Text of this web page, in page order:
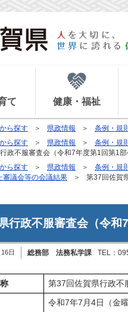
て 健康・福祉
ら探す 県政情報 条例・規
ら探す 県政情報 条例・規
政不服審査会（令和7年度第1回第1部
ら探す 県政情報 条例・規
審議会等の会議結果
第37回佐賀
行政不服審査会（令和
日 総務部 法務私学課 TEL：
第37回佐賀県行政不
令和7年7月4日（金曜